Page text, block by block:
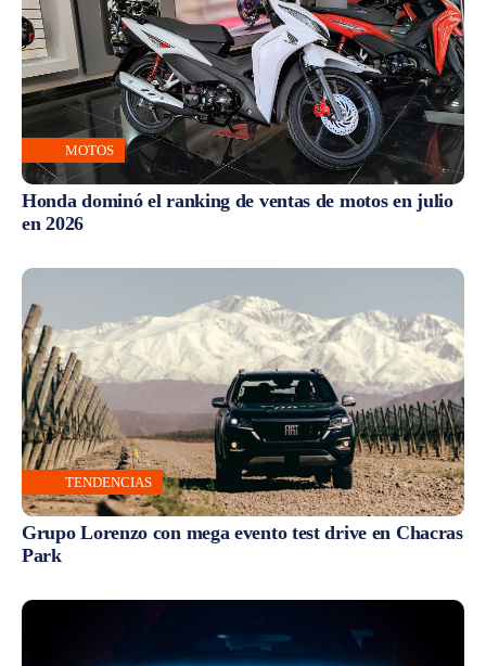
MOTOS
Honda dominó el ranking de ventas de motos en julio
en 2026
TENDENCIAS
Grupo Lorenzo con mega evento test drive en Chacras
Park